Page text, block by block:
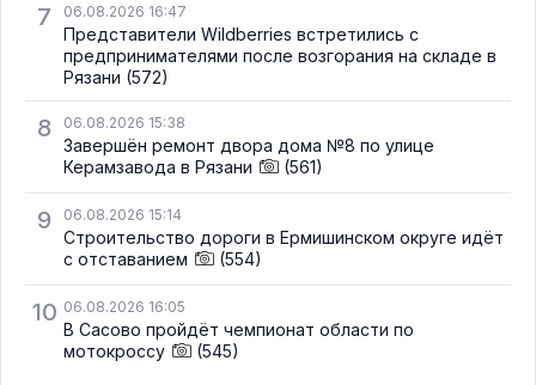
7 06.08.2026 16:47
Представители Wildberries встретились с
предпринимателями после возгорания на складе в
Рязани (572)
8 06.08.2026 15:38
Завершён ремонт двора дома №8 по улице
Керамзавода в Рязани
(561)
9 06.08.2026 15:14
Строительство дороги в Ермишинском округе идёт
с отставанием
(554)
10 06.08.2026 16:05
В Сасово пройдёт чемпионат области по
мотокроссу
(545)